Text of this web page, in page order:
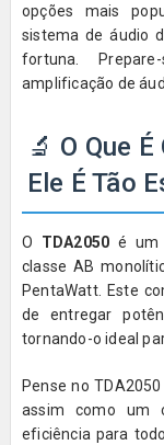
opções mais
sistema de áudio
fortuna.
amplificação de
🔬 O Que
Ele É Tão
O TDA2050 é um
classe AB
PentaWatt. Este
de entregar
tornando-o ideal
Pense no
assim como um
eficiência para